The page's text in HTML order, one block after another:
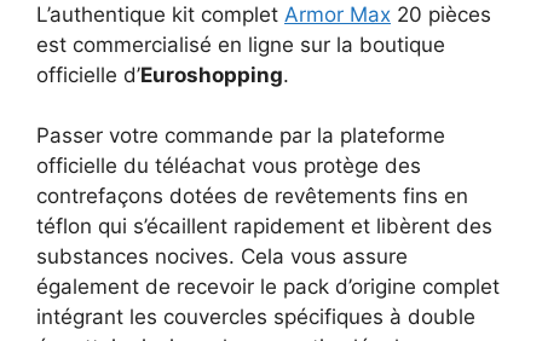
L’authentique kit complet Armor Max 20 pièces
est commercialisé en ligne sur la boutique
officielle d’Euroshopping.
Passer votre commande par la plateforme
officielle du téléachat vous protège des
contrefaçons dotées de revêtements fins en
téflon qui s’écaillent rapidement et libèrent des
substances nocives. Cela vous assure
également de recevoir le pack d’origine complet
intégrant les couvercles spécifiques à double